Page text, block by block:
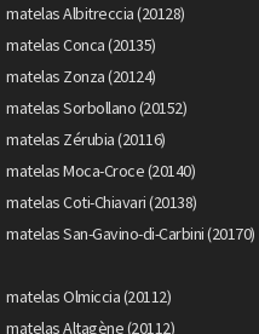
matelas Albitreccia (20128)
matelas Conca (20135)
matelas Zonza (20124)
matelas Sorbollano (20152)
matelas Zérubia (20116)
matelas Moca-Croce (20140)
matelas Coti-Chiavari (20138)
matelas San-Gavino-di-Carbini (20170)
matelas Olmiccia (20112)
matelas Altagène (20112)